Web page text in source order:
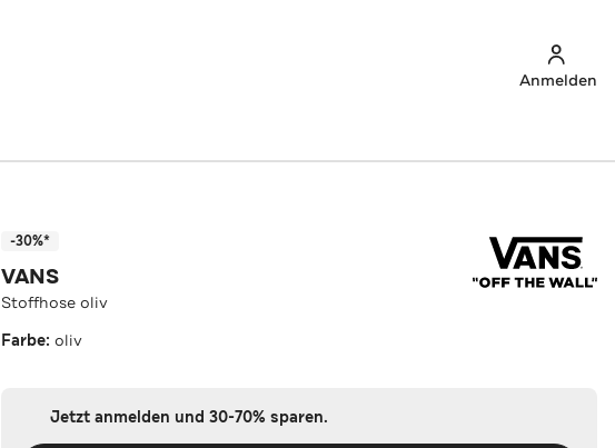
Anmelden
-30%*
VANS
Stoffhose oliv
Farbe:oliv
Jetzt anmelden und 30-70% sparen.